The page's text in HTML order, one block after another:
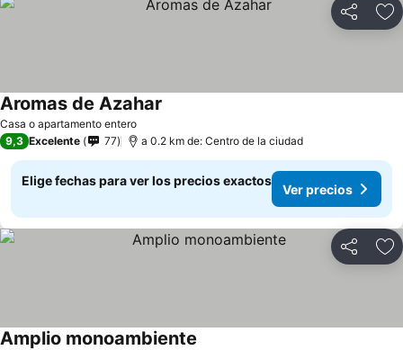
Compartir
Casa o apartamento entero
Aromas de Azahar
9,3 Excelente 77 a 0.2 km de: Centro de la ciudad
Elige fechas para ver los precios exactos
Ver precios
Compartir
Amplio monoambiente